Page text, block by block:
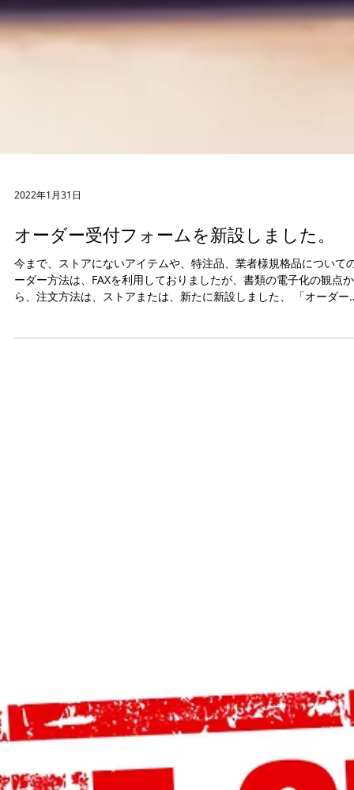
2022年1月31日
オーダー受付フォームを新設しました。
今まで、ストアにないアイテムや、特注品、業者様規格品について